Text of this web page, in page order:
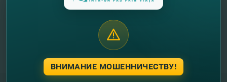
ВНИМАНИЕ МОШЕННИЧЕСТВУ!